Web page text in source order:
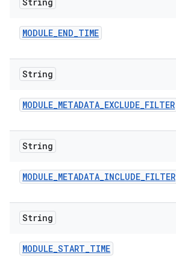
MODULE_END_TIME
String
MODULE_METADATA_EXCLUDE_FILTER
String
MODULE_METADATA_INCLUDE_FILTER
String
MODULE_START_TIME